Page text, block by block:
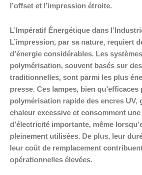
l’offset et l’impression étroite.
L’Impératif Énergétique dans
L’impression, par sa nature, requiert
d’énergie considérables. Les
polymérisation, souvent basés sur
traditionnelles, sont parmi les plus
presse. Ces lampes, bien qu’efficaces
polymérisation rapide des encres UV,
chaleur excessive et consomment
d’électricité importante, même
pleinement utilisées. De plus, leur
leur coût de remplacement
opérationnelles élevées.